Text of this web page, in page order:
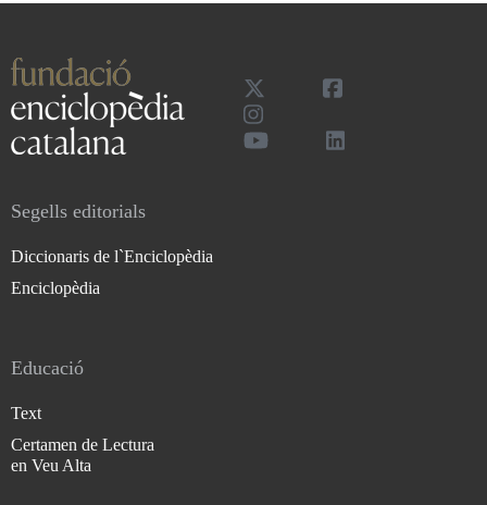
Segells editorials
Diccionaris de l`Enciclopèdia
Enciclopèdia
Educació
Text
Certamen de Lectura
en Veu Alta